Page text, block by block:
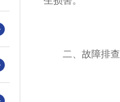
二、故障排查